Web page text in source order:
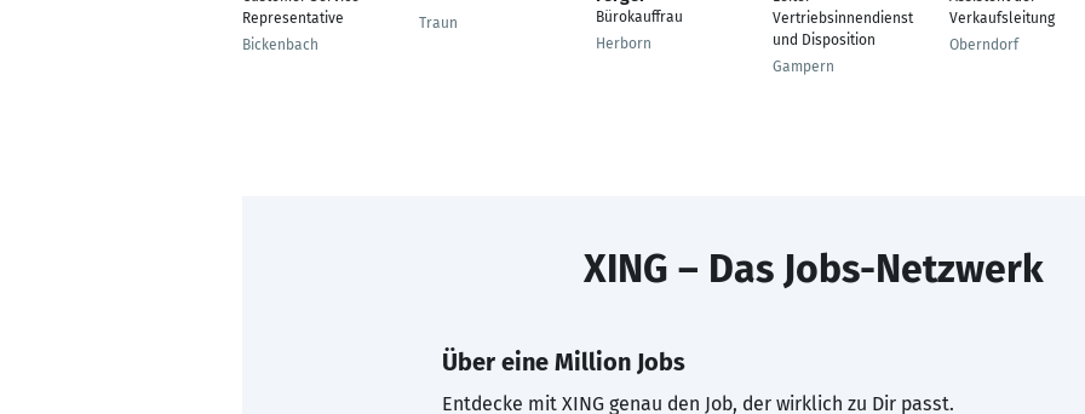
Representative
Bickenbach
Traun
Bürokauffrau
Herborn
Vertriebsinnendienst
und Disposition
Gampern
Verkaufsleitung
Oberndorf
XING – Das Jobs-Netzwerk
Über eine Million Jobs
Entdecke mit XING genau den Job, der wirklich zu Dir passt.